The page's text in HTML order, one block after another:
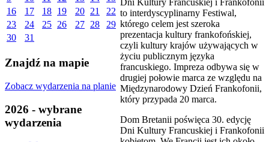
16
17 18 19 20 21
22
23
24 25 26 27 28
29
30
31
Znajdź na mapie
Zobacz wydarzenia na planie
2026 - wybrane
wydarzenia
Dni Kultury Francuskiej i Frankofonii
to interdyscyplinarny Festiwal,
którego celem jest szeroka
prezentacja kultury frankofońskiej,
czyli kultury krajów używających w
życiu publicznym języka
francuskiego. Impreza odbywa się w
drugiej połowie marca ze względu na
Międzynarodowy Dzień Frankofonii,
który przypada 20 marca.
Dom Bretanii poświęca 30. edycję
Dni Kultury Francuskiej i Frankofonii